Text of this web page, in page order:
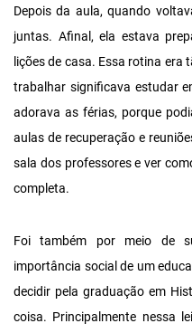
Depois da aula, quando
juntas. Afinal, ela estava
lições de casa. Essa rotina
trabalhar significava estudar
adorava as férias, porque
aulas de recuperação e
sala dos professores e ver
completa.
Foi também por meio de
importância social de um
decidir pela graduação em
coisa. Principalmente nessa